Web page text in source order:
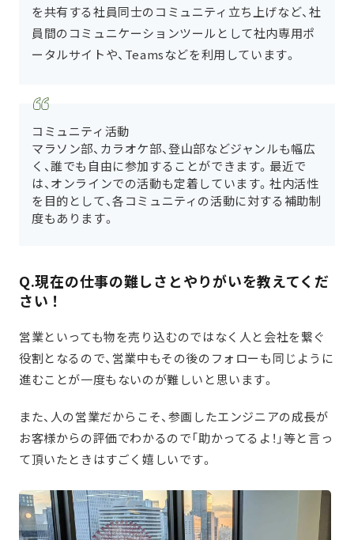
を共有する社員同士のコミュニティ立ち上げなど、社
員間のコミュニケーションツールとして社内専用ポ
ータルサイトや、Teamsなどを利用しています。
コミュニティ活動
マラソン部、カラオケ部、登山部などジャンルも幅広
く、誰でも自由に参加することができます。最近で
は、オンラインでの活動も定着しています。社内活性
を目的として、各コミュニティの活動に対する補助制
度もあります。
Q.現在の仕事の難しさとやりがいを教えてくだ
さい！
営業といっても物を売り込むのではなく人と会社を繋ぐ
役割となるので、営業中もその後のフォローも同じように
進むことが一度もないのが難しいと思います。
また、人の営業だからこそ、参画したエンジニアの成長が
お客様からの評価でわかるので「助かってるよ！」等と言っ
て頂いたときはすごく嬉しいです。